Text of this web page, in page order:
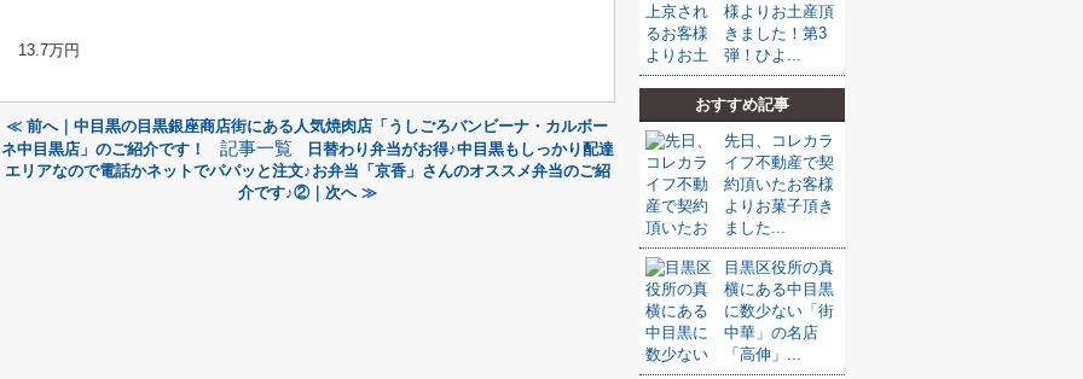
13.7万円
≪ 前へ｜中目黒の目黒銀座商店街にある人気焼肉店「うしごろバンビーナ・カルボー
ネ中目黒店」のご紹介です！
記事一覧
日替わり弁当がお得♪中目黒もしっかり配達
エリアなので電話かネットでパパッと注文♪お弁当「京香」さんのオススメ弁当のご紹
介です♪②｜次へ ≫
様よりお土産頂
きました！第3
弾！ひよ...
おすすめ記事
先日、コレカラ
イフ不動産で契
約頂いたお客様
よりお菓子頂き
ました...
目黒区役所の真
横にある中目黒
に数少ない「街
中華」の名店
「高伸」...